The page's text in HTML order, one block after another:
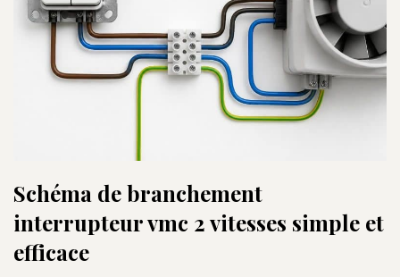
Schéma de branchement
interrupteur vmc 2 vitesses simple et
efficace